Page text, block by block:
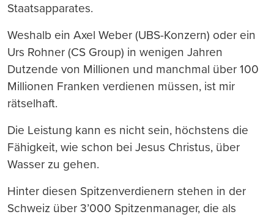
Staatsapparates.
Weshalb ein Axel Weber (UBS-Konzern) oder ein
Urs Rohner (CS Group) in wenigen Jahren
Dutzende von Millionen und manchmal über 100
Millionen Franken verdienen müssen, ist mir
rätselhaft.
Die Leistung kann es nicht sein, höchstens die
Fähigkeit, wie schon bei Jesus Christus, über
Wasser zu gehen.
Hinter diesen Spitzenverdienern stehen in der
Schweiz über 3’000 Spitzenmanager, die als